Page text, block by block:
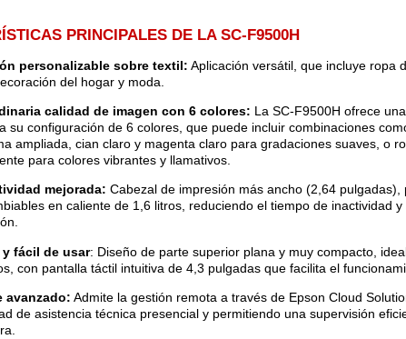
PRINCIPALES DE LA SC-F9500H
personalizable sobre textil: Aplicación versátil, que incluye ropa
del hogar y moda.​
calidad de imagen con 6 colores: La SC-F9500H ofrece
su configuración de 6 colores, que puede incluir combinaciones
ampliada, cian claro y magenta claro para gradaciones suaves, o
para colores vibrantes y llamativos.
mejorada: Cabezal de impresión más ancho (2,64 pulgadas),
en caliente de 1,6 litros, reduciendo el tiempo de inactividad
y fácil de usar: Diseño de parte superior plana y muy compacto,
con pantalla táctil intuitiva de 4,3 pulgadas que facilita el
avanzado: Admite la gestión remota a través de Epson Cloud
de asistencia técnica presencial y permitiendo una supervisión